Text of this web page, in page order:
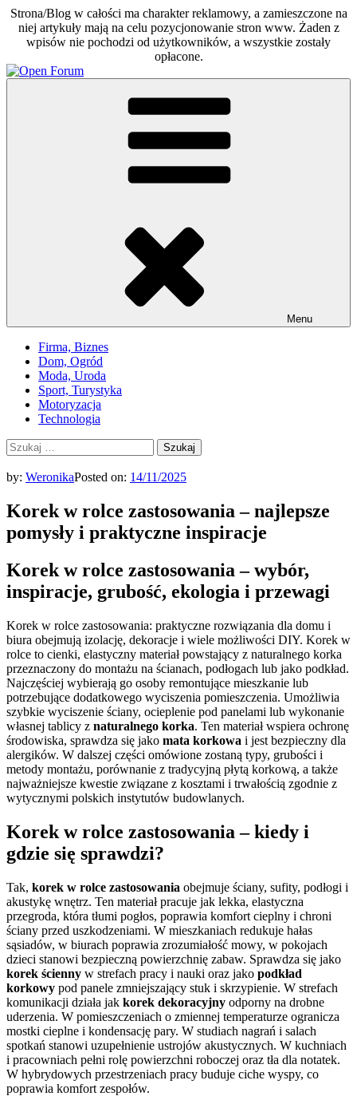
Strona/Blog w całości ma charakter reklamowy, a zamieszczone na
niej artykuły mają na celu pozycjonowanie stron www. Żaden z
wpisów nie pochodzi od użytkowników, a wszystkie zostały
opłacone.
Skip
to
Otwarte forum dla każdego
Menu
Firma, Biznes
Dom, Ogród
Moda, Uroda
Sport, Turystyka
Motoryzacja
Technologia
Szukaj:
by: WeronikaPosted on: 14/11/2025
Korek w rolce zastosowania – najlepsze
pomysły i praktyczne inspiracje
Korek w rolce zastosowania – wybór,
inspiracje, grubość, ekologia i przewagi
Korek w rolce zastosowania: praktyczne rozwiązania dla domu i
biura obejmują izolację, dekoracje i wiele możliwości DIY. Korek w
rolce to cienki, elastyczny materiał powstający z naturalnego korka
przeznaczony do montażu na ścianach, podłogach lub jako podkład.
Najczęściej wybierają go osoby remontujące mieszkanie lub
potrzebujące dodatkowego wyciszenia pomieszczenia. Umożliwia
szybkie wyciszenie ściany, ocieplenie pod panelami lub wykonanie
własnej tablicy z naturalnego korka. Ten materiał wspiera ochronę
środowiska, sprawdza się jako mata korkowa i jest bezpieczny dla
alergików. W dalszej części omówione zostaną typy, grubości i
metody montażu, porównanie z tradycyjną płytą korkową, a także
najważniejsze kwestie związane z kosztami i trwałością zgodnie z
wytycznymi polskich instytutów budowlanych.
Korek w rolce zastosowania – kiedy i
gdzie się sprawdzi?
Tak, korek w rolce zastosowania obejmuje ściany, sufity, podłogi i
akustykę wnętrz. Ten materiał pracuje jak lekka, elastyczna
przegroda, która tłumi pogłos, poprawia komfort cieplny i chroni
ściany przed uszkodzeniami. W mieszkaniach redukuje hałas
sąsiadów, w biurach poprawia zrozumiałość mowy, w pokojach
dzieci stanowi bezpieczną powierzchnię zabaw. Sprawdza się jako
korek ścienny w strefach pracy i nauki oraz jako podkład
korkowy pod panele zmniejszający stuk i skrzypienie. W strefach
komunikacji działa jak korek dekoracyjny odporny na drobne
uderzenia. W pomieszczeniach o zmiennej temperaturze ogranicza
mostki cieplne i kondensację pary. W studiach nagrań i salach
spotkań stanowi uzupełnienie ustrojów akustycznych. W kuchniach
i pracowniach pełni rolę powierzchni roboczej oraz tła dla notatek.
W hybrydowych przestrzeniach pracy buduje ciche wyspy, co
poprawia komfort zespołów.